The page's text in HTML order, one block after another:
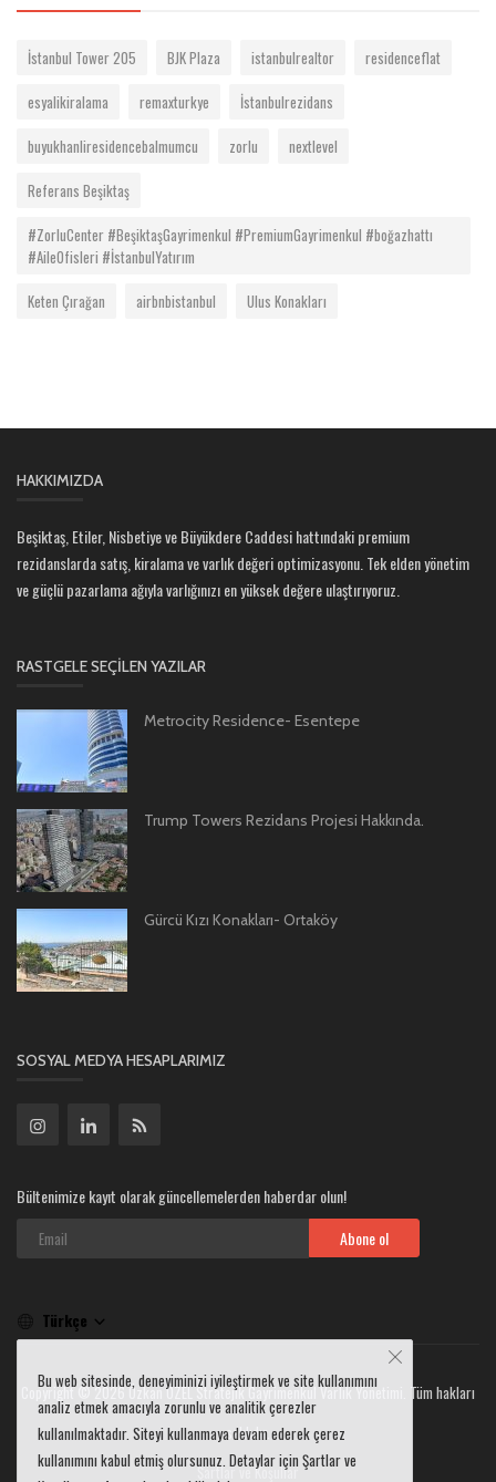
İstanbul Tower 205 BJK Plaza istanbulrealtor
residenceflat
esyalikiralama
remaxturkye
İstanbulrezidans
buyukhanliresidencebalmumcu
zorlu
nextlevel
Referans Beşiktaş
#ZorluCenter #BeşiktaşGayrimenkul #PremiumGayrimenkul #boğazhattı
#AileOfisleri #İstanbulYatırım
Keten Çırağan
airbnbistanbul Ulus Konakları
HAKKIMIZDA
Beşiktaş, Etiler, Nisbetiye ve Büyükdere Caddesi hattındaki premium
rezidanslarda satış, kiralama ve varlık değeri optimizasyonu. Tek elden yönetim
ve güçlü pazarlama ağıyla varlığınızı en yüksek değere ulaştırıyoruz.
RASTGELE SEÇILEN YAZILAR
Metrocity Residence- Esentepe
Trump Towers Rezidans Projesi Hakkında.
Gürcü Kızı Konakları- Ortaköy
SOSYAL MEDYA HESAPLARIMIZ
Bültenimize kayıt olarak güncellemelerden haberdar olun!
Abone ol
Türkçe
Copyright © 2026 Özkan ÖZEL Stratejik Gayrimenkul Varlık Yönetimi. Tüm hakları
saklıdır.
Şartlar ve Koşullar
Bu web sitesinde, deneyiminizi iyileştirmek ve site kullanımını
analiz etmek amacıyla zorunlu ve analitik çerezler
kullanılmaktadır. Siteyi kullanmaya devam ederek çerez
kullanımını kabul etmiş olursunuz. Detaylar için Şartlar ve